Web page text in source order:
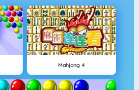
Mahjong 4